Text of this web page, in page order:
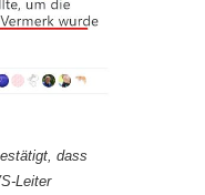
dass
Leiter